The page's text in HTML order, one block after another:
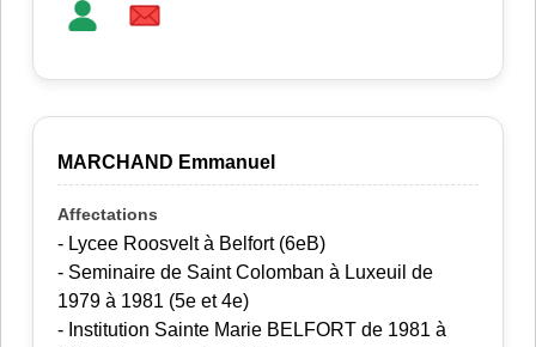
MARCHAND Emmanuel
- Lycee Roosvelt à Belfort (6eB)
- Seminaire de Saint Colomban à Luxeuil de
1979 à 1981 (5e et 4e)
- Institution Sainte Marie BELFORT de 1981 à